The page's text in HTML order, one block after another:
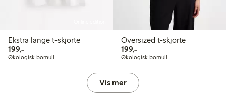
Ekstra lange t-skjorte
199,-199,00 kr
Økologisk bomull
Oversized t-skjorte
199,-199,00 kr
Økologisk bomull
Vis mer